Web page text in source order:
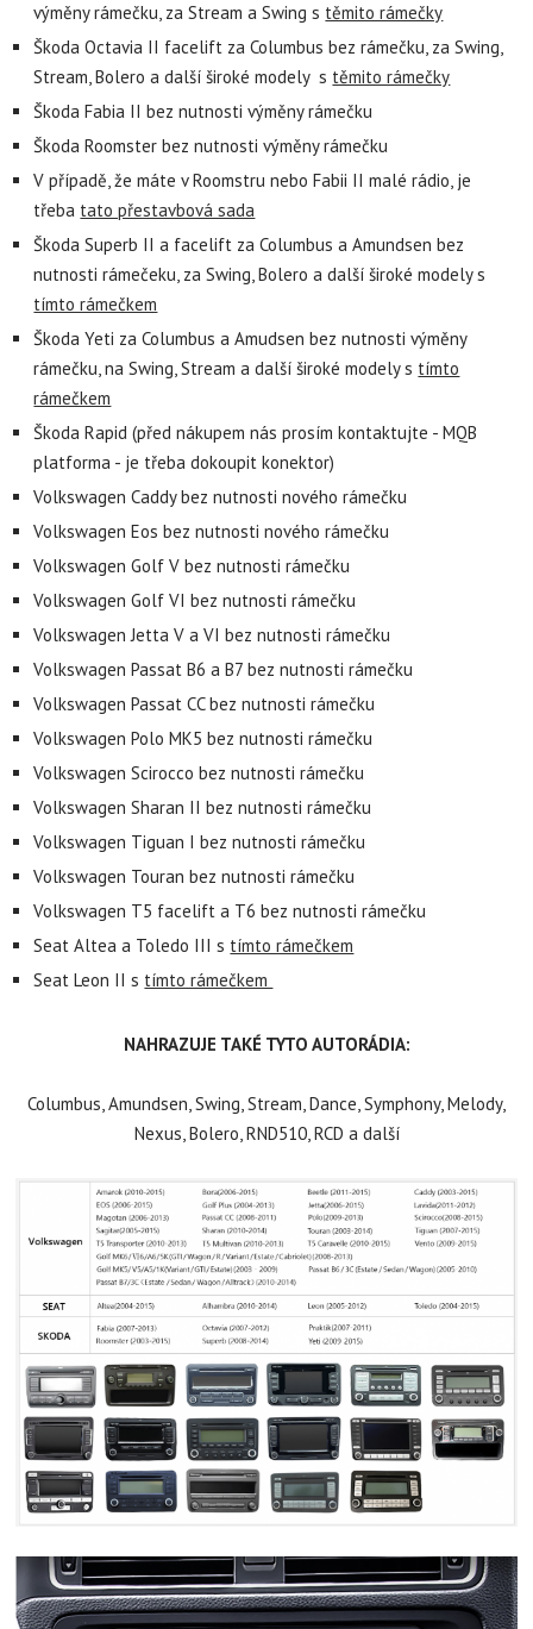
výměny rámečku, za Stream a Swing s těmito rámečky
Škoda Octavia II facelift za Columbus bez rámečku, za Swing,
Stream, Bolero a další široké modely s těmito rámečky
Škoda Fabia II bez nutnosti výměny rámečku
Škoda Roomster bez nutnosti výměny rámečku
V případě, že máte v Roomstru nebo Fabii II malé rádio, je
třeba tato přestavbová sada
Škoda Superb II a facelift za Columbus a Amundsen bez
nutnosti rámečeku, za Swing, Bolero a další široké modely s
tímto rámečkem
Škoda Yeti za Columbus a Amudsen bez nutnosti výměny
rámečku, na Swing, Stream a další široké modely s tímto
rámečkem
Škoda Rapid (před nákupem nás prosím kontaktujte - MQB
platforma - je třeba dokoupit konektor)
Volkswagen Caddy bez nutnosti nového rámečku
Volkswagen Eos bez nutnosti nového rámečku
Volkswagen Golf V bez nutnosti rámečku
Volkswagen Golf VI bez nutnosti rámečku
Volkswagen Jetta V a VI bez nutnosti rámečku
Volkswagen Passat B6 a B7 bez nutnosti rámečku
Volkswagen Passat CC bez nutnosti rámečku
Volkswagen Polo MK5 bez nutnosti rámečku
Volkswagen Scirocco bez nutnosti rámečku
Volkswagen Sharan II bez nutnosti rámečku
Volkswagen Tiguan I bez nutnosti rámečku
Volkswagen Touran bez nutnosti rámečku
Volkswagen T5 facelift a T6 bez nutnosti rámečku
Seat Altea a Toledo III s tímto rámečkem
Seat Leon II s tímto rámečkem
NAHRAZUJE TAKÉ TYTO AUTORÁDIA:
Columbus, Amundsen, Swing, Stream, Dance, Symphony, Melody,
Nexus, Bolero, RND510, RCD a další